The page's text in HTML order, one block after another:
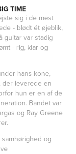
TIME
sig i de mest
- blødt ét øjeblik,
guitar var stadig
- rig, klar og
hans kone,
der leverede en
hun er en af de
Bandet var
og Ray Greene
og